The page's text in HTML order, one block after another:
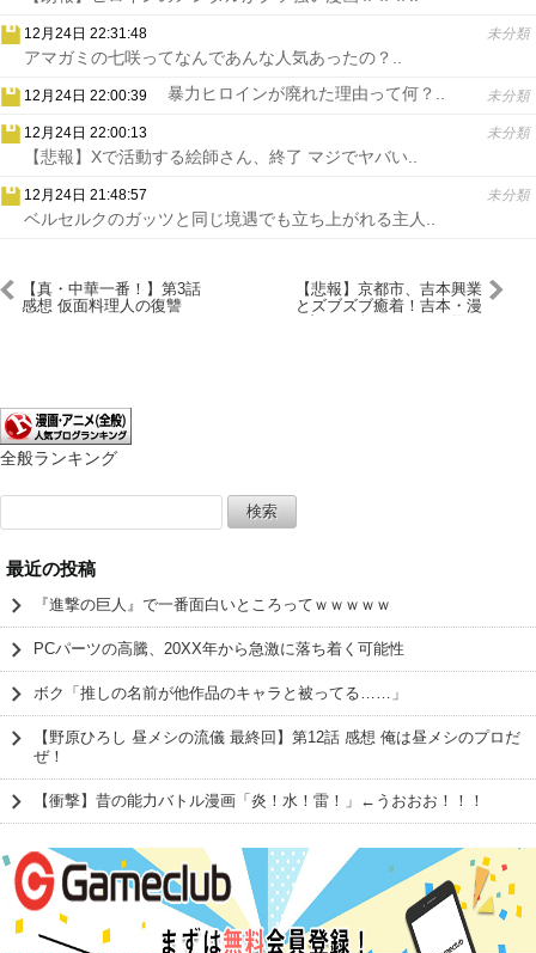
12月24日 22:31:48 未分類
アマガミの七咲ってなんであんな人気あったの？..
12月24日 22:00:39 未分類
暴力ヒロインが廃れた理由って何？..
12月24日 22:00:13 未分類
【悲報】Xで活動する絵師さん、終了 マジでヤバい..
12月24日 21:48:57 未分類
ベルセルクのガッツと同じ境遇でも立ち上がれる主人..
【真・中華一番！】第3話
感想 仮面料理人の復讐
【悲報】京都市、吉本興業
とズブズブ癒着！吉本・漫
全般ランキング
索:
最近の投稿
『進撃の巨人』で一番面白いところってｗｗｗｗｗ
PCパーツの高騰、20XX年から急激に落ち着く可能性
ボク「推しの名前が他作品のキャラと被ってる……」
【野原ひろし 昼メシの流儀 最終回】第12話 感想 俺は昼メシのプロだ
ぜ！
【衝撃】昔の能力バトル漫画「炎！水！雷！」←うおおお！！！